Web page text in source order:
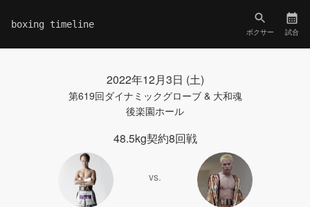
boxing timeline
ボクサー 試合
2022年12月3日 (土)
第619回ダイナミックグローブ & 大和魂
後楽園ホール
48.5kg契約8回戦
vs.